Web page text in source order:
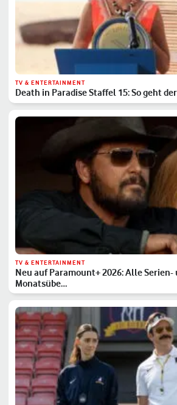
TV & ENTERTAINMENT
Death in Paradise Staffel 15: So geht
TV & ENTERTAINMENT
Neu auf Paramount+ 2026: Alle
Monatsübe…